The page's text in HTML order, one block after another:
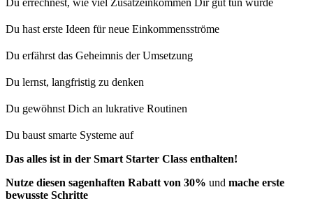
Du errechnest, wie viel Zusatzeinkommen Dir gut tun würde
Du hast erste Ideen für neue Einkommensströme
Du erfährst das Geheimnis der Umsetzung
Du lernst, langfristig zu denken
Du gewöhnst Dich an lukrative Routinen
Du baust smarte Systeme auf
Das alles ist in der Smart Starter Class enthalten!
Nutze diesen sagenhaften Rabatt von 30% und mache erste
bewusste Schritte